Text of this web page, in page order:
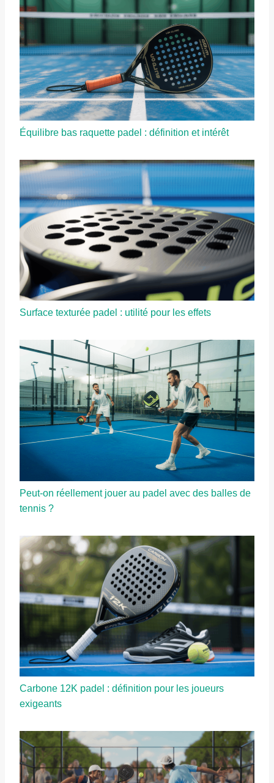
Équilibre bas raquette padel : définition et intérêt
Surface texturée padel : utilité pour les effets
Peut-on réellement jouer au padel avec des balles de
tennis ?
Carbone 12K padel : définition pour les joueurs
exigeants